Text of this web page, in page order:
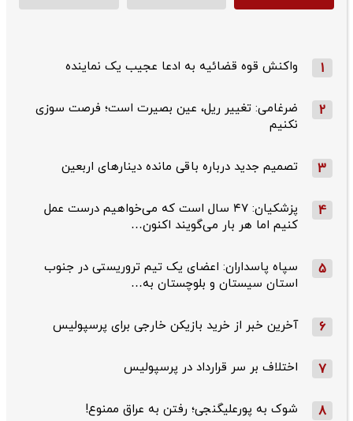
1 واکنش قوه قضائیه به ادعا عجیب یک نماینده
2
ضرغامی: تغییر ریل، عین بصیرت است؛ فرصت سوزی
نکنیم
3 تصمیم جدید درباره باقی مانده دینارهای اربعین
4
پزشکیان: ۴۷ سال است که می‌خواهیم درست عمل
کنیم اما هر بار می‌گویند اکنون…
5
سپاه پاسداران: اعضای یک تیم تروریستی در جنوب
استان سیستان و بلوچستان به…
6 آخرین خبر از خرید بازیکن خارجی برای پرسپولیس
7 اختلاف بر سر قرارداد در پرسپولیس
8 شوک به پورعلیگنجی؛ رفتن به عراق ممنوع!